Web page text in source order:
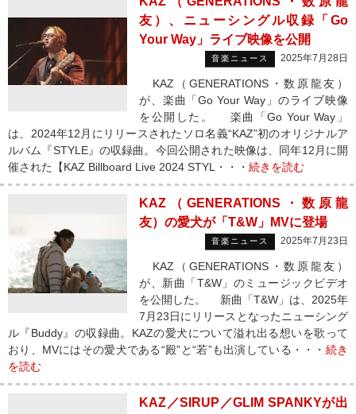
友）、ニューシングル収録「Go
Your Way」ライブ映像を公開
音楽ニュース 2025年7月28日
KAZ（GENERATIONS・数原龍友）
が、楽曲「Go Your Way」のライブ映像
を公開した。 楽曲「Go Your Way」
は、2024年12月にリリースされたソロ名義“KAZ”初のオリジナルア
ルバム『STYLE』の収録曲。今回公開された映像は、同年12月に開
催された【KAZ Billboard Live 2024 STYL・・・ 続きを読む
KAZ（GENERATIONS・数原龍
友）の愛犬が「T&W」MVに登場
音楽ニュース 2025年7月23日
KAZ（GENERATIONS・数原龍友）
が、新曲「T&W」のミュージックビデオ
を公開した。 新曲「T&W」は、2025年
7月23日にリリースとなったニューシング
ル『Buddy』の収録曲。KAZの愛犬について溢れ出る想いを歌って
おり、MVにはその愛犬である“殿”と“若”も出演している・・・ 続き
を読む
KAZ／SIRUP／GLIM SPANKYが出